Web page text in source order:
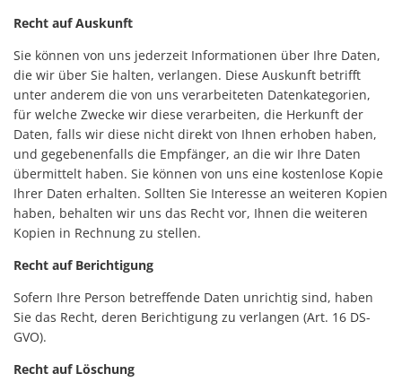
Recht auf Auskunft
Sie können von uns jederzeit Informationen über Ihre Daten,
die wir über Sie halten, verlangen. Diese Auskunft betrifft
unter anderem die von uns verarbeiteten Datenkategorien,
für welche Zwecke wir diese verarbeiten, die Herkunft der
Daten, falls wir diese nicht direkt von Ihnen erhoben haben,
und gegebenenfalls die Empfänger, an die wir Ihre Daten
übermittelt haben. Sie können von uns eine kostenlose Kopie
Ihrer Daten erhalten. Sollten Sie Interesse an weiteren Kopien
haben, behalten wir uns das Recht vor, Ihnen die weiteren
Kopien in Rechnung zu stellen.
Recht auf Berichtigung
Sofern Ihre Person betreffende Daten unrichtig sind, haben
Sie das Recht, deren Berichtigung zu verlangen (Art. 16 DS-
GVO).
Recht auf Löschung